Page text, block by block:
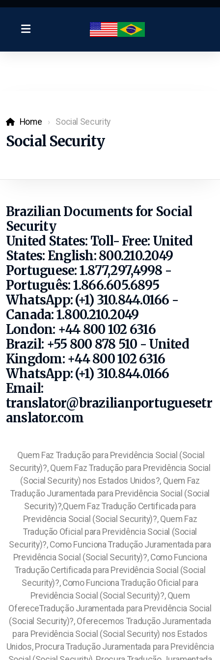
Home Social Security
Social Security
Brazilian Documents for Social
Security
United States: Toll- Free: United
States: English: 800.210.2049
Portuguese: 1.877,297,4998 -
Português: 1.866.605.6895
WhatsApp: (+1) 310.844.0166 -
Canada: 1.800.210.2049
London: +44 800 102 6316
Brazil: +55 800 878 510 - United
Kingdom: +44 800 102 6316
WhatsApp: (+1) 310.844.0166
Email:
translator@brazilianportuguesetr
anslator.com
Quem Faz Tradução para Previdência Social (Social
Security)?, Quem Faz Tradução para Previdência Social
(Social Security) nos Estados Unidos?, Quem Faz
Tradução Juramentada para Previdência Social (Social
Security)?,Quem Faz Tradução Certificada para
Previdência Social (Social Security)?, Quem Faz
Tradução Oficial para Previdência Social (Social
Security)?, Como Funciona Tradução Juramentada para
Previdência Social (Social Security)?, Como Funciona
Tradução Certificada para Previdência Social (Social
Security)?, Como Funciona Tradução Oficial para
Previdência Social (Social Security)?, Quem
OfereceTradução Juramentada para Previdência Social
(Social Security)?, Oferecemos Tradução Juramentada
para Previdência Social (Social Security) nos Estados
Unidos, Procura Tradução Juramentada para Previdência